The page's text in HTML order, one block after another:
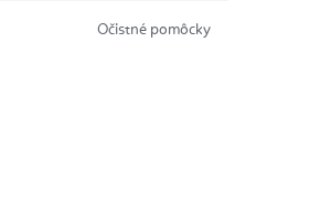
Očistné pomôcky